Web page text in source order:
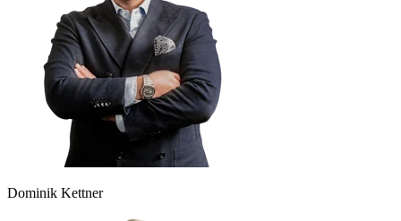
Dominik Kettner